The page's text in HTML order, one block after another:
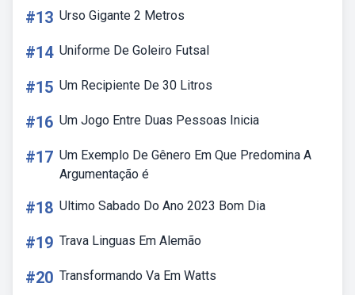
#13 Urso Gigante 2 Metros
#14 Uniforme De Goleiro Futsal
#15 Um Recipiente De 30 Litros
#16 Um Jogo Entre Duas Pessoas Inicia
#17 Um Exemplo De Gênero Em Que Predomina A
Argumentação é
#18 Ultimo Sabado Do Ano 2023 Bom Dia
#19 Trava Linguas Em Alemão
#20 Transformando Va Em Watts